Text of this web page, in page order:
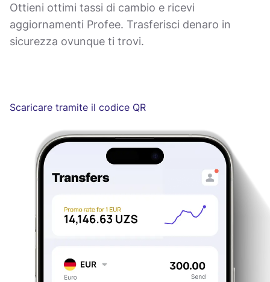
Ottieni ottimi tassi di cambio e ricevi
aggiornamenti Profee. Trasferisci denaro in
sicurezza ovunque ti trovi.
Scaricare tramite il codice QR